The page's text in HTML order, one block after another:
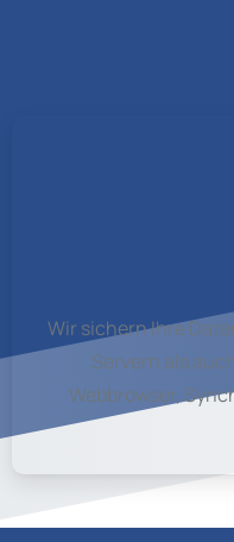
Wir sichern Ihre
Servern als
Webbrowser,